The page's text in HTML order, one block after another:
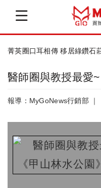
菁英圈口耳相傳 移居綠鑽石
醫師圈與教授最愛
報導：MyGoNews行銷部 ｜